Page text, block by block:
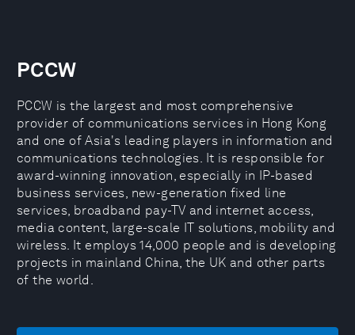
PCCW
PCCW is the largest and most comprehensive
provider of communications services in Hong Kong
and one of Asia's leading players in information and
communications technologies. It is responsible for
award-winning innovation, especially in IP-based
business services, new-generation fixed line
services, broadband pay-TV and internet access,
media content, large-scale IT solutions, mobility and
wireless. It employs 14,000 people and is developing
projects in mainland China, the UK and other parts
of the world.